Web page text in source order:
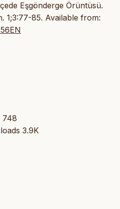
Eşgönderge Örüntüsü.
1;3:77-85. Available from:
748
3.9K